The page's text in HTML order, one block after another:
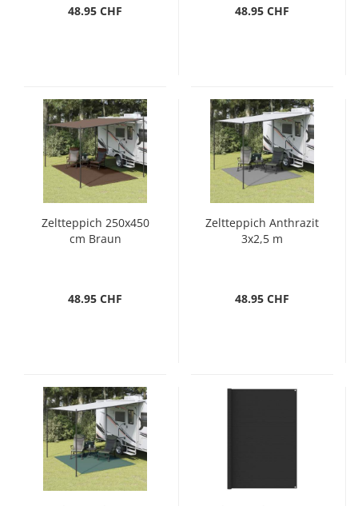
48.95 CHF 48.95 CHF
Zeltteppich 250x450
cm Braun
48.95 CHF
Zeltteppich Anthrazit
3x2,5 m
48.95 CHF